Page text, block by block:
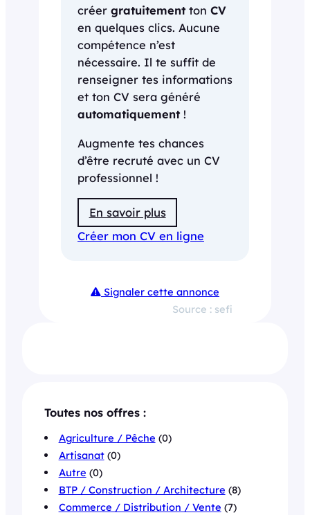
créer gratuitementton CV
en quelques clics. Aucune
compétence n’est
nécessaire. Il te suffit de
renseigner tes informations
et ton CV sera généré
automatiquement!
Augmente tes chances
d’être recruté avec un CV
professionnel !
En savoir plus
Créer mon CV en ligne
Signaler cette annonce
Source : sefi
Toutes nos offres :
Agriculture / Pêche (0)
Artisanat(0)
Autre (0)
BTP / Construction / Architecture (8)
Commerce / Distribution / Vente (7)